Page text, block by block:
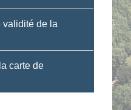
validité de la
carte de